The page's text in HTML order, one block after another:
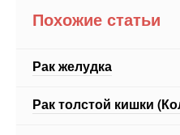
Похожие статьи
Рак желудка
Рак толстой кишки